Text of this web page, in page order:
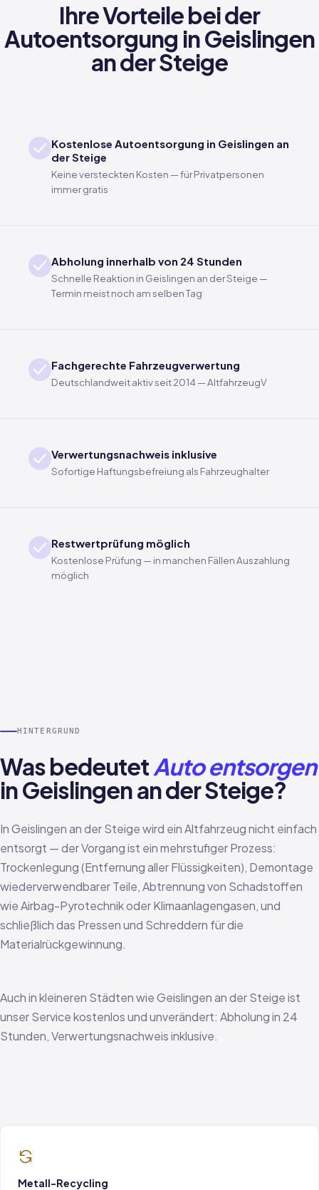
Ihre Vorteile bei der
Autoentsorgung in Geislingen
an der Steige
Kostenlose Autoentsorgung in Geislingen an
der Steige
Keine versteckten Kosten — für Privatpersonen
immer gratis
Abholung innerhalb von 24 Stunden
Schnelle Reaktion in Geislingen an der Steige —
Termin meist noch am selben Tag
Fachgerechte Fahrzeugverwertung
Deutschlandweit aktiv seit 2014 — AltfahrzeugV
Verwertungsnachweis inklusive
Sofortige Haftungsbefreiung als Fahrzeughalter
Restwertprüfung möglich
Kostenlose Prüfung — in manchen Fällen Auszahlung
möglich
HINTERGRUND
Was bedeutetAuto entsorgen
in Geislingen an der Steige?
In Geislingen an der Steige wird ein Altfahrzeug nicht einfach
entsorgt — der Vorgang ist ein mehrstufiger Prozess:
Trockenlegung (Entfernung aller Flüssigkeiten), Demontage
wiederverwendbarer Teile, Abtrennung von Schadstoffen
wie Airbag-Pyrotechnik oder Klimaanlagengasen, und
schließlich das Pressen und Schreddern für die
Materialrückgewinnung.
Auch in kleineren Städten wie Geislingen an der Steige ist
unser Service kostenlos und unverändert: Abholung in 24
Stunden, Verwertungsnachweis inklusive.
Metall-Recycling